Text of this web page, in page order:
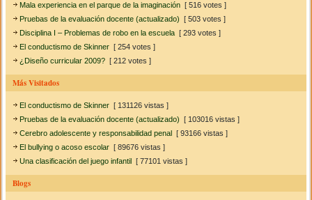
Mala experiencia en el parque de la imaginación [ 516 votes ]
Pruebas de la evaluación docente (actualizado) [ 503 votes ]
Disciplina I – Problemas de robo en la escuela [ 293 votes ]
El conductismo de Skinner [ 254 votes ]
¿Diseño curricular 2009? [ 212 votes ]
Más Visitados
El conductismo de Skinner [ 131126 vistas ]
Pruebas de la evaluación docente (actualizado) [ 103016 vistas ]
Cerebro adolescente y responsabilidad penal [ 93166 vistas ]
El bullying o acoso escolar [ 89676 vistas ]
Una clasificación del juego infantil [ 77101 vistas ]
Blogs